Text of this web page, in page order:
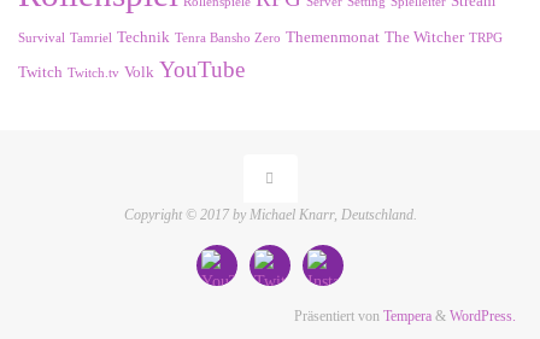
Survival Tamriel Technik Tenra Bansho Zero Themenmonat The Witcher TRPG
Twitch Twitch.tv Volk YouTube
Copyright © 2017 by Michael Knarr, Deutschland.
Präsentiert von Tempera & WordPress.